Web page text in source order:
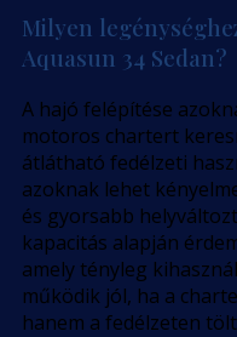
Milyen
Aquasun 34 Sedan?
A hajó felépítése
motoros chartert
átlátható fedélzeti
azoknak lehet
és gyorsabb
kapacitás alapján
amely tényleg
működik jól, ha a
hanem a fedélzeten